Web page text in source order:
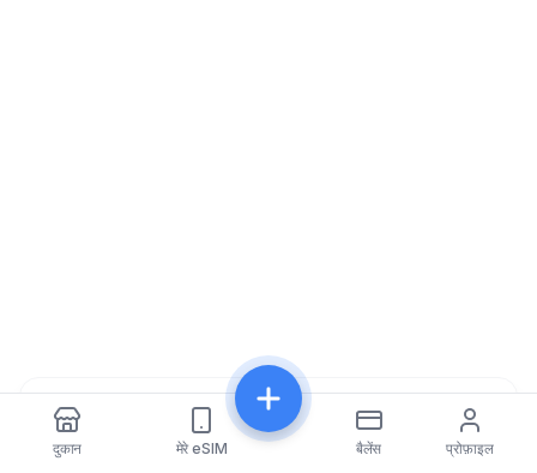
दुकान मेरे eSIM बैलेंस प्रोफ़ाइल